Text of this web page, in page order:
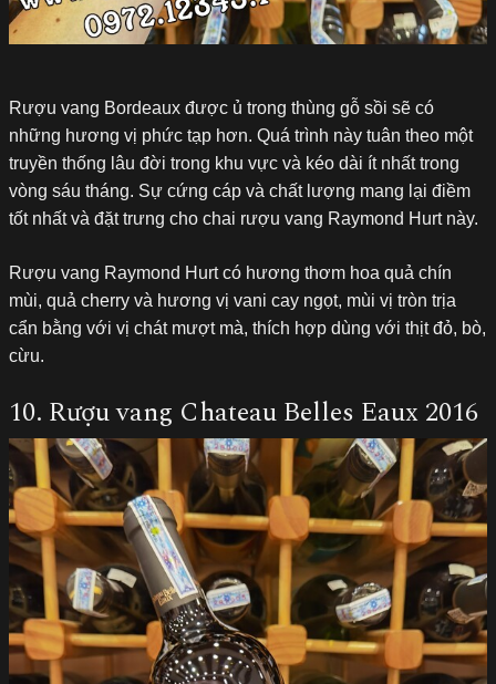
Rượu vang Bordeaux được ủ trong thùng gỗ sồi sẽ có
những hương vị phức tạp hơn. Quá trình này tuân theo một
truyền thống lâu đời trong khu vực và kéo dài ít nhất trong
vòng sáu tháng. Sự cứng cáp và chất lượng mang lại điềm
tốt nhất và đặt trưng cho chai rượu vang Raymond Hurt này.
Rượu vang Raymond Hurt có hương thơm hoa quả chín
mùi, quả cherry và hương vị vani cay ngọt, mùi vị tròn trịa
cẩn bằng với vị chát mượt mà, thích hợp dùng với thịt đỏ, bò,
cừu.
10. Rượu vang Chateau Belles Eaux 2016